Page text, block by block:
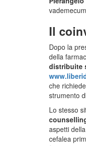
Il
Dopo la
della
distribuite
che
strumento
Lo stesso
aspetti
cefalea